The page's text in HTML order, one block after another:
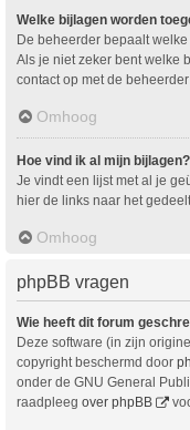
Welke bijlagen worden
De beheerder bepaalt
Als je niet zeker bent welke
contact op met de
Omhoog
Hoe vind ik al mijn bijlagen?
Je vindt een lijst met al je
hier de links naar het
Omhoog
phpBB vragen
Wie heeft dit forum
Deze software (in zijn
copyright beschermd door
onder de GNU General
raadpleeg over phpBB